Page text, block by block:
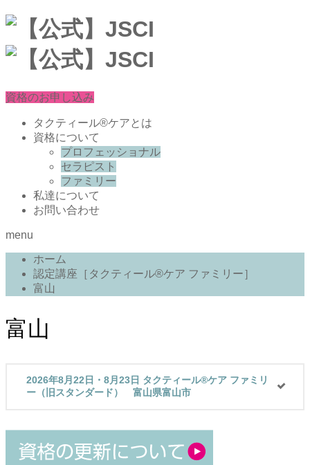
資格のお申し込み
タクティール®ケアとは
資格について
プロフェッショナル
セラピスト
ファミリー
私達について
お問い合わせ
menu
ホーム
認定講座［タクティール®ケア ファミリー］
富山
富山
2026年8月22日・8月23日 タクティール®ケア ファミリ
ー（旧スタンダード） 富山県富山市